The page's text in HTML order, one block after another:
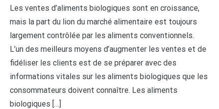
Les ventes d’aliments biologiques sont en croissance,
mais la part du lion du marché alimentaire est toujours
largement contrôlée par les aliments conventionnels.
L’un des meilleurs moyens d’augmenter les ventes et de
fidéliser les clients est de se préparer avec des
informations vitales sur les aliments biologiques que les
consommateurs doivent connaître. Les aliments
biologiques […]